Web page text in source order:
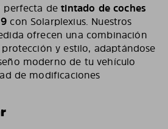
perfecta detintado de coches
con Solarplexius. Nuestros
ofrecen una combinación
y estilo, adaptándose
moderno de tu vehículo
de modificaciones